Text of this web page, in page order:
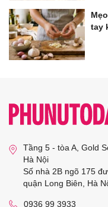
tay
Tầng 5 - tòa A, Gold
Hà Nội
Số nhà 2B ngõ 175
quận Long Biên, Hà
0936 99 3933